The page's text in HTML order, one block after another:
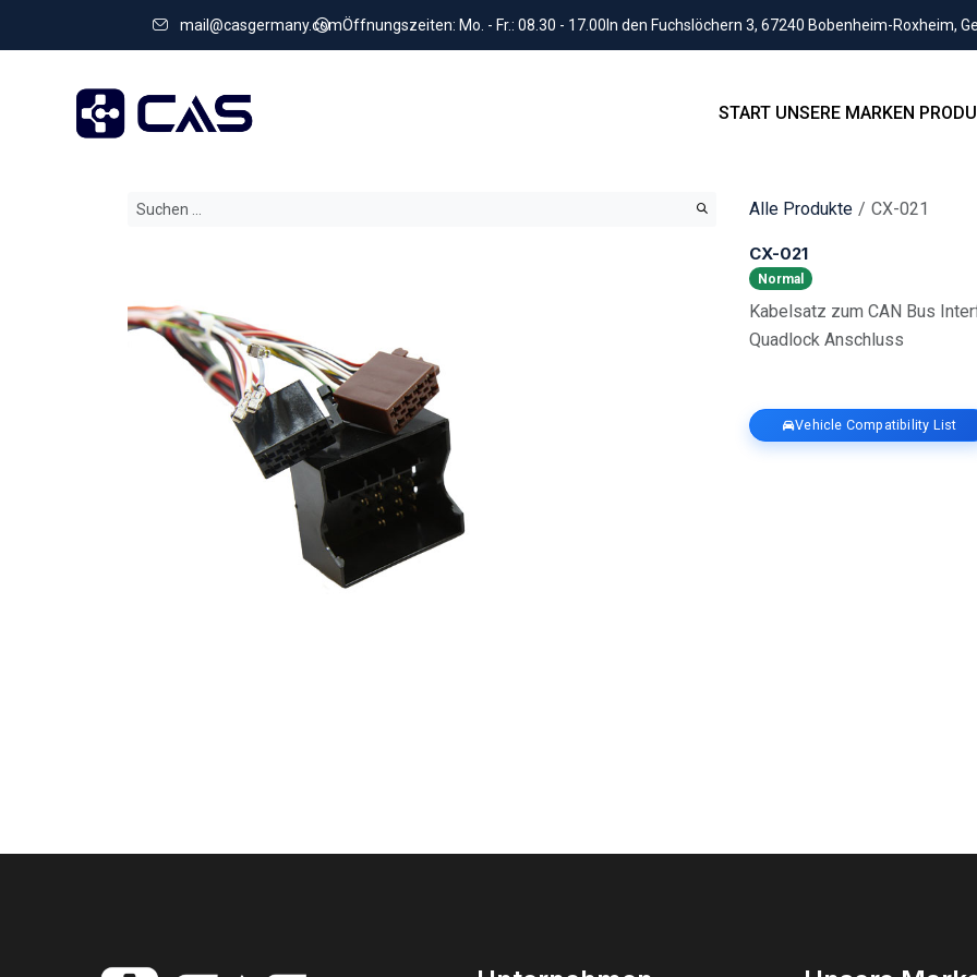
mail@casgermany.comÖffnungszeiten: Mo. - Fr.: 08.30 - 17.00 In den Fuchslöchern 3, 67240 Bobenheim-Roxheim,
START UNSERE MARKEN
Alle Produkte CX-021
CX-021
Normal
Kabelsatz zum CAN Bus
Quadlock Anschluss
Vehicle Compatibility List